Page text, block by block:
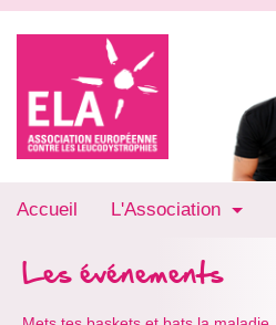
Accueil L'Association
Les événements